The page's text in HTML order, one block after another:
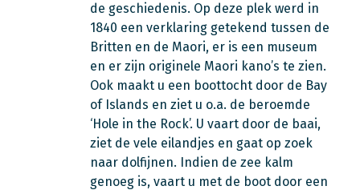
de geschiedenis. Op deze plek werd in
1840 een verklaring getekend tussen de
Britten en de Maori, er is een museum
en er zijn originele Maori kano’s te zien.
Ook maakt u een boottocht door de Bay
of Islands en ziet u o.a. de beroemde
‘Hole in the Rock’. U vaart door de baai,
ziet de vele eilandjes en gaat op zoek
naar dolfijnen. Indien de zee kalm
genoeg is, vaart u met de boot door een